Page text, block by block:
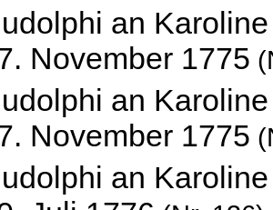
an
November 1775
an
November 1775
an